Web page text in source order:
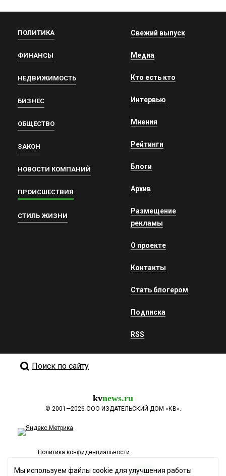
ПОЛИТИКА
ФИНАНСЫ
НЕДВИЖИМОСТЬ
БИЗНЕС
ОБЩЕСТВО
ЗАКОН
НОВОСТИ КОМПАНИЙ
ПРОИСШЕСТВИЯ
СТИЛЬ ЖИЗНИ
Свежий выпуск
Медиа
Кто есть кто
Интервью
Мнения
Рейтинги
Блоги
Архив
Размещение
рекламы
О проекте
Контакты
Стать блогером
Подписка
RSS
Поиск по сайту
kvnews.ru
© 2001—2026 ООО ИЗДАТЕЛЬСКИЙ ДОМ «КВ».
Политика конфиденциальности
Мы используем файлы cookie для улучшения работы